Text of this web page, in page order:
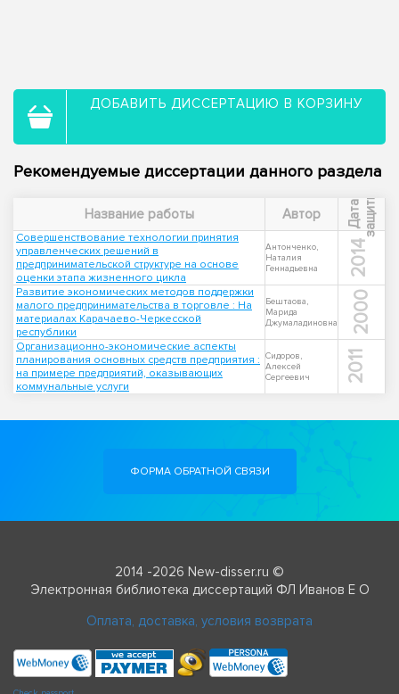
ДОБАВИТЬ ДИССЕРТАЦИЮ В КОРЗИНУ
Рекомендуемые диссертации данного раздела
Название работы Автор Д
а
т
а
з
а
щ
и
т ы
Совершенствование технологии принятия
управленческих решений в
предпринимательской структуре на основе
оценки этапа жизненного цикла
Антонченко,
Наталия
Геннадьевна
2014
Развитие экономических методов поддержки
малого предпринимательства в торговле : На
материалах Карачаево-Черкесской
республики
Бештаова,
Марида
Джумаладиновна
2000
Организационно-экономические аспекты
планирования основных средств предприятия :
на примере предприятий, оказывающих
коммунальные услуги
Сидоров,
Алексей
Сергеевич
2011
ФОРМА ОБРАТНОЙ СВЯЗИ
2014 -2026 New-disser.ru ©
Электронная библиотека диссертаций ФЛ Иванов Е О
Оплата, доставка, условия возврата